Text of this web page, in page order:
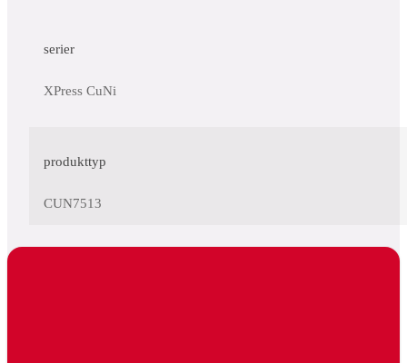
serier
XPress CuNi
produkttyp
CUN7513